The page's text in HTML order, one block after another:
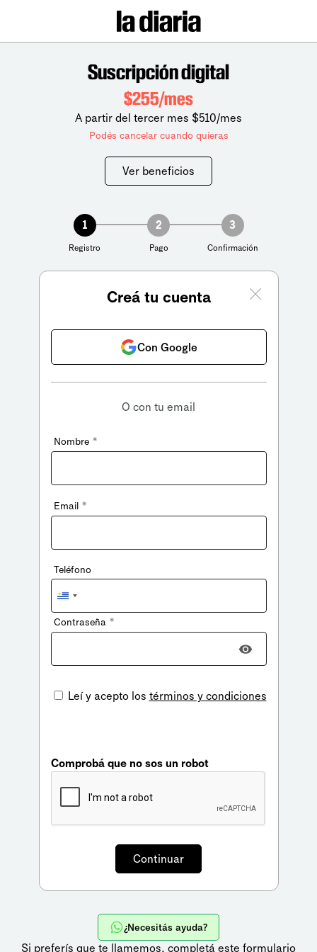
Suscripción digital
$255/mes
A partir del tercer mes $510/mes
Podés cancelar cuando quieras
Ver beneficios
1
Registro
2
Pago
3
Confirmación
Creá tu cuenta
Con Google
O con tu email
Nombre *
Email *
Teléfono
Uruguay
+598
Contraseña *
Leí y acepto los términos y condiciones
Comprobá que no sos un robot
¿Necesitás ayuda?
Si preferís que te llamemos, completá este formulario